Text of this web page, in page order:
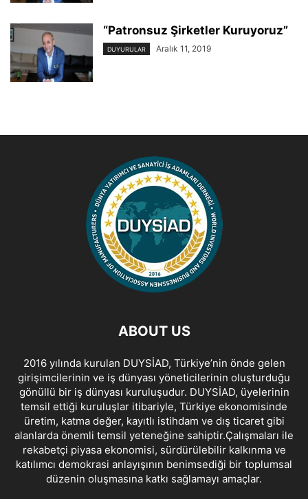
“Patronsuz Şirketler Kuruyoruz”
DUYURULAR Aralık 11, 2019
ABOUT US
2016 yılında kurulan DUYSİAD, Türkiye’nin önde gelen
girişimcilerinin ve iş dünyası yöneticilerinin oluşturduğu
gönüllü bir iş dünyası kuruluşudur. DUYSİAD, üyelerinin
temsil ettiği kuruluşlar itibariyle, Türkiye ekonomisinde
üretim, katma değer, kayıtlı istihdam ve dış ticaret gibi
alanlarda önemli temsil yeteneğine sahiptir.Çalışmaları ile
rekabetçi piyasa ekonomisi, sürdürülebilir kalkınma ve
katılımcı demokrasi anlayışının benimsediği bir toplumsal
düzenin oluşmasına katkı sağlamayı amaçlar.